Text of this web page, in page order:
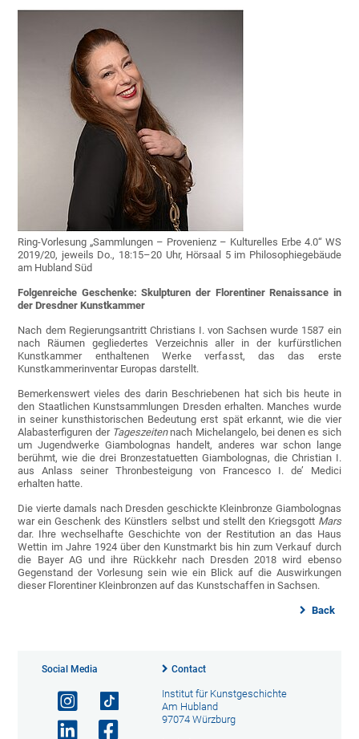
Ring-Vorlesung „Sammlungen – Provenienz – Kulturelles Erbe 4.0“ WS
2019/20, jeweils Do., 18:15–20 Uhr, Hörsaal 5 im Philosophiegebäude
am Hubland Süd
Folgenreiche Geschenke: Skulpturen der Florentiner Renaissance in
der Dresdner Kunstkammer
Nach dem Regierungsantritt Christians I. von Sachsen wurde 1587 ein
nach Räumen gegliedertes Verzeichnis aller in der kurfürstlichen
Kunstkammer enthaltenen Werke verfasst, das das erste
Kunstkammerinventar Europas darstellt.
Bemerkenswert vieles des darin Beschriebenen hat sich bis heute in
den Staatlichen Kunstsammlungen Dresden erhalten. Manches wurde
in seiner kunsthistorischen Bedeutung erst spät erkannt, wie die vier
Alabasterfiguren der Tageszeitennach Michelangelo, bei denen es sich
um Jugendwerke Giambolognas handelt, anderes war schon lange
berühmt, wie die drei Bronzestatuetten Giambolognas, die Christian I.
aus Anlass seiner Thronbesteigung von Francesco I. de’ Medici
erhalten hatte.
Die vierte damals nach Dresden geschickte Kleinbronze Giambolognas
war ein Geschenk des Künstlers selbst und stellt den Kriegsgott Mars
dar. Ihre wechselhafte Geschichte von der Restitution an das Haus
Wettin im Jahre 1924 über den Kunstmarkt bis hin zum Verkauf durch
die Bayer AG und ihre Rückkehr nach Dresden 2018 wird ebenso
Gegenstand der Vorlesung sein wie ein Blick auf die Auswirkungen
dieser Florentiner Kleinbronzen auf das Kunstschaffen in Sachsen.
Back
Social Media Contact
Institut für Kunstgeschichte
Am Hubland
97074 Würzburg